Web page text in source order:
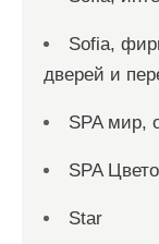
Sofia,
дверей и
SPA мир,
SPA
Star